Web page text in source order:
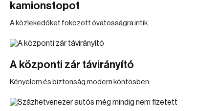
kamionstopot
A közlekedőket fokozott óvatosságra intik.
A központi zár távirányító
Kényelem és biztonság modern köntösben.